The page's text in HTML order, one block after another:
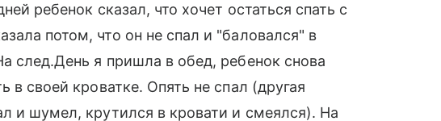
ребенок сказал, что хочет остаться спать с
потом, что он не спал и "баловался" в
след.День я пришла в обед, ребенок снова
в своей кроватке. Опять не спал (другая
и шумел, крутился в кровати и смеялся). На